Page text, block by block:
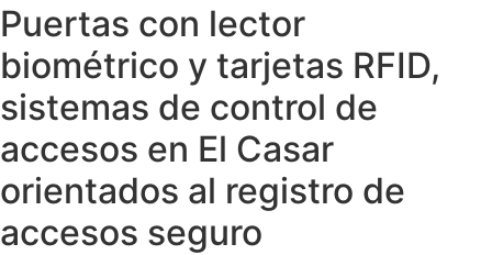
Puertas con lector
biométrico y tarjetas RFID,
sistemas de control de
accesos en El Casar
orientados al registro de
accesos seguro